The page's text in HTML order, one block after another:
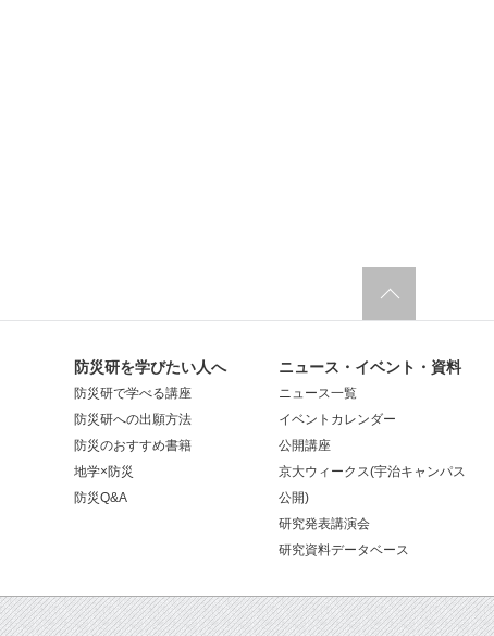
防災研を学びたい人へ
防災研で学べる講座
防災研への出願方法
防災のおすすめ書籍
地学×防災
防災Q&A
ニュース・イベント・資料
ニュース一覧
イベントカレンダー
公開講座
京大ウィークス(宇治キャンパス
公開)
研究発表講演会
研究資料データベース